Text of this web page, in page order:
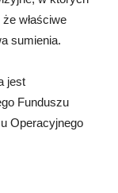
właściwe
sumienia.
jest
Funduszu
Operacyjnego